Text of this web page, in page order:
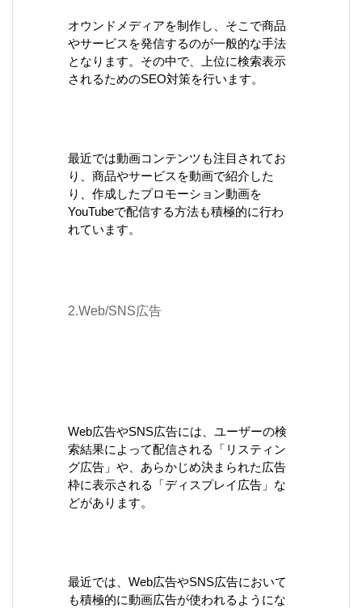
オウンドメディアを制作し、そこで商品
やサービスを発信するのが一般的な手法
となります。その中で、上位に検索表示
されるためのSEO対策を行います。
最近では動画コンテンツも注目されてお
り、商品やサービスを動画で紹介した
り、作成したプロモーション動画を
YouTubeで配信する方法も積極的に行わ
れています。
2.Web/SNS広告
Web広告やSNS広告には、ユーザーの検
索結果によって配信される「リスティン
グ広告」や、あらかじめ決まられた広告
枠に表示される「ディスプレイ広告」な
どがあります。
最近では、Web広告やSNS広告において
も積極的に動画広告が使われるようにな